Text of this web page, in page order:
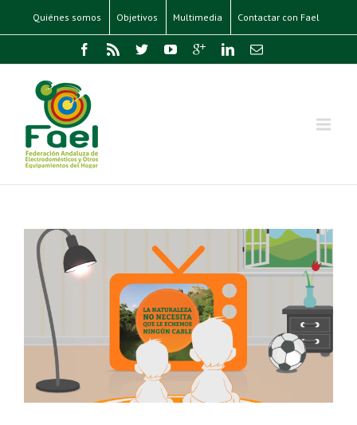
Quiénes somos Objetivos Multimedia Contactar con Fael